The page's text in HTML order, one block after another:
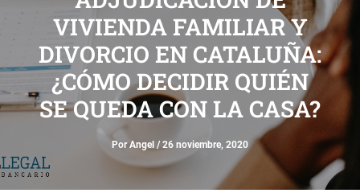
VIVIENDA FAMILIAR Y
DIVORCIO EN CATALUÑA:
¿CÓMO DECIDIR QUIÉN
SE QUEDA CON LA CASA?
PorAngel /26 noviembre, 2020